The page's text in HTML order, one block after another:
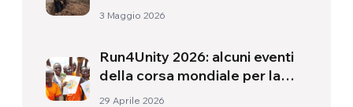
popoli
3 Maggio 2026
Run4Unity 2026: alcuni eventi
della corsa mondiale per la
pace
29 Aprile 2026